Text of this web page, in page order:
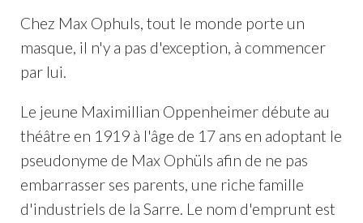
Chez Max Ophuls, tout le monde porte un
masque, il n'y a pas d'exception, à commencer
par lui.
Le jeune Maximillian Oppenheimer débute au
théâtre en 1919 à l'âge de 17 ans en adoptant le
pseudonyme de Max Ophüls afin de ne pas
embarrasser ses parents, une riche famille
d'industriels de la Sarre. Le nom d'emprunt est